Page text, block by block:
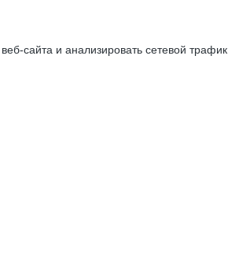
сайта и анализировать сетевой трафик.